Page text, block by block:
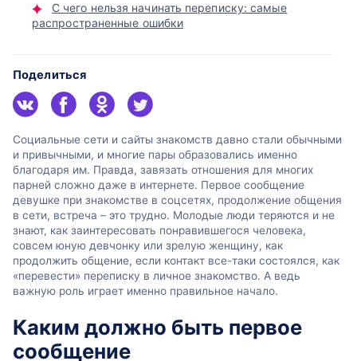
С чего нельзя начинать переписку: самые
распространенные ошибки
Поделиться
Социальные сети и сайты знакомств давно стали обычными
и привычными, и многие пары образовались именно
благодаря им. Правда, завязать отношения для многих
парней сложно даже в интернете. Первое сообщение
девушке при знакомстве в соцсетях, продолжение общения
в сети, встреча – это трудно. Молодые люди теряются и не
знают, как заинтересовать понравившегося человека,
совсем юную девчонку или зрелую женщину, как
продолжить общение, если контакт все-таки состоялся, как
«перевести» переписку в личное знакомство. А ведь
важную роль играет именно правильное начало.
Каким должно быть первое
сообщение